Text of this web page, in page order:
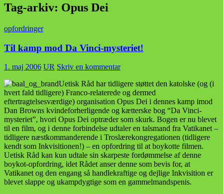
Tag-arkiv: Opus Dei
opfordringer
Til kamp mod Da Vinci-mysteriet!
1. maj 2006 UR Skriv en kommentar
Uetisk Råd har tidligere støttet den katolske (og (i
hvert fald tidligere) Franco-relaterede og dermed
eftertragtelsesværdige) organisation Opus Dei i dennes kamp imod
Dan Browns kvindeforherligende og kætterske bog “Da Vinci-
mysteriet”, hvori Opus Dei optræder som skurk. Bogen er nu blevet
til en film, og i denne forbindelse udtaler en talsmand fra Vatikanet –
tidligere næstkommanderende i Troslærekongregationen (tidligere
kendt som Inkvisitionen!) – en opfordring til at boykotte filmen.
Uetisk Råd kan kun udtale sin skarpeste fordømmelse af denne
boykot-opfordring, idet Rådet anser denne som bevis for, at
Vatikanet og den engang så handlekraftige og dejlige Inkvisition er
blevet slappe og ukampdygtige som en gammelmandspenis.